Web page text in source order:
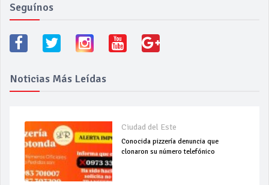
Seguínos
Noticias Más Leídas
Ciudad del Este
Conocida pizzería denuncia que
clonaron su número telefónico